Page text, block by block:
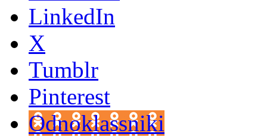
LinkedIn
X
Tumblr
Pinterest
Odnoklassniki